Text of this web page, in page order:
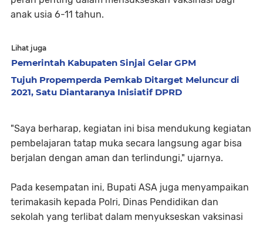
anak usia 6-11 tahun.
Lihat juga
Pemerintah Kabupaten Sinjai Gelar GPM
Tujuh Propemperda Pemkab Ditarget Meluncur di
2021, Satu Diantaranya Inisiatif DPRD
"Saya berharap, kegiatan ini bisa mendukung kegiatan
pembelajaran tatap muka secara langsung agar bisa
berjalan dengan aman dan terlindungi," ujarnya.
Pada kesempatan ini, Bupati ASA juga menyampaikan
terimakasih kepada Polri, Dinas Pendidikan dan
sekolah yang terlibat dalam menyukseskan vaksinasi